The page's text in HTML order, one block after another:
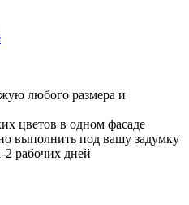
любого размера и
цветов в одном фасаде
выполнить под вашу задумку
2 рабочих дней